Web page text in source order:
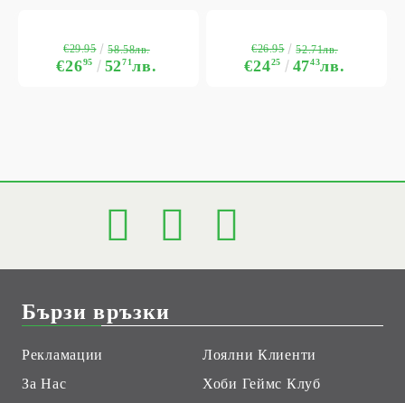
€2695 5271лв.
€29.95 58.58лв.
€2425 4743лв.
€26.95 52.71лв.
Бързи връзки
Рекламации
За Нас
Лоялни Клиенти
Хоби Геймс Клуб